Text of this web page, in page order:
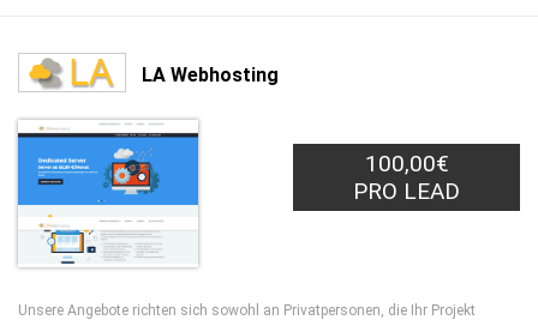
LA Webhosting
100,00€
PRO LEAD
Unsere Angebote richten sich sowohl an Privatpersonen, die Ihr Projekt